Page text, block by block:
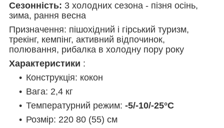
Сезонність: 3 холодних сезона - пізня осінь,
зима, рання весна
Призначення: пішохідний і гірський туризм,
трекінг, кемпінг, активний відпочинок,
полювання, рибалка в холодну пору року
Характеристики :
Конструкція: кокон
Вага: 2,4 кг
Температурний режим: -5/-10/-25°С
Розмір: 220 80 (55) см